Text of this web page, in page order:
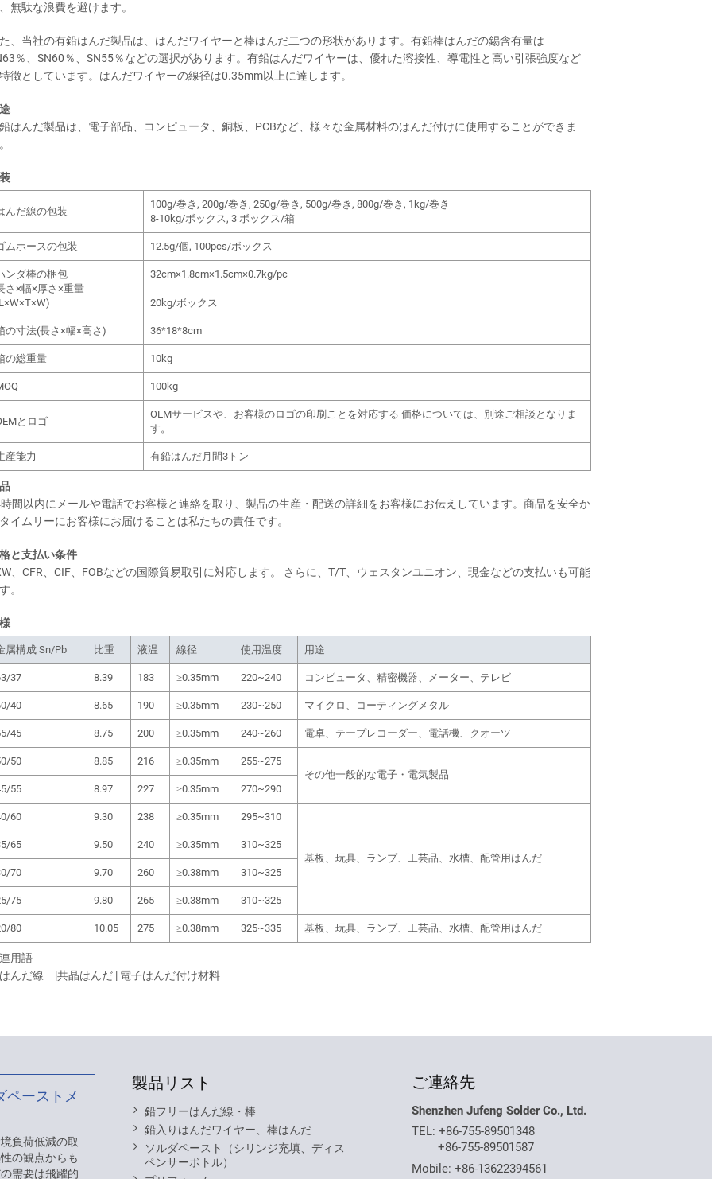
無駄な浪費を避けます。
、当社の有鉛はんだ製品は、はんだワイヤーと棒はんだ二つの形状があります。有鉛棒はんだの錫含有量は
％、SN60％、SN55％などの選択があります。有鉛はんだワイヤーは、優れた溶接性、導電性と高い引張強度など
徴としています。はんだワイヤーの線径は0.35mm以上に達します。
はんだ製品は、電子部品、コンピュータ、銅板、PCBなど、様々な金属材料のはんだ付けに使用することができま
んだ線の包装
100g/巻き, 200g/巻き, 250g/巻き, 500g/巻き, 800g/巻き, 1kg/巻き
8-10kg/ボックス, 3 ボックス/箱
ムホースの包装 12.5g/個, 100pcs/ボックス
ンダ棒の梱包
さ×幅×厚さ×重量
32cm×1.8cm×1.5cm×0.7kg/pc
20kg/ボックス
の寸法(長さ×幅×高さ) 36*18*8cm
の総重量 10kg
100kg
とロゴ
OEMサービスや、お客様のロゴの印刷ことを対応する 価格については、別途ご相談となりま
す。
産能力 有鉛はんだ月間3トン
間以内にメールや電話でお客様と連絡を取り、製品の生産・配送の詳細をお客様にお伝えしています。商品を安全か
イムリーにお客様にお届けることは私たちの責任です。
と支払い条件
、CFR、CIF、FOBなどの国際貿易取引に対応します。 さらに、T/T、ウェスタンユニオン、現金などの支払いも可能
。
属構成 Sn/Pb 比重 液温 線径 使用温度 用途
37 8.39 183 ≥0.35mm 220~240 コンピュータ、精密機器、メーター、テレビ
40 8.65 190 ≥0.35mm 230~250 マイクロ、コーティングメタル
45 8.75 200 ≥0.35mm 240~260 電卓、テープレコーダー、電話機、クオーツ
50 8.85 216 ≥0.35mm
255~275
その他一般的な電子・電気製品
55
8.97 227 ≥0.35mm 270~290
60 9.30 238 ≥0.35mm 295~310
基板、玩具、ランプ、工芸品、水槽、配管用はんだ
65 9.50 240 ≥0.35mm 310~325
70 9.70 260 ≥0.38mm 310~325
75 9.80 265 ≥0.38mm 310~325
80 10.05 275 ≥0.38mm 325~335 基板、玩具、ランプ、工芸品、水槽、配管用はんだ
用語
んだ線 |共晶はんだ | 電子はんだ付け材料
ペーストメ
負荷低減の取
の観点からも
需要は飛躍的
製品リスト
鉛フリーはんだ線・棒
鉛入りはんだワイヤー、棒はんだ
ソルダペースト（シリンジ充填、ディス
ペンサーボトル）
ご連絡先
Shenzhen Jufeng Solder Co., Ltd.
TEL:+86-755-89501348
+86-755-89501587
Mobile:+86-13622394561